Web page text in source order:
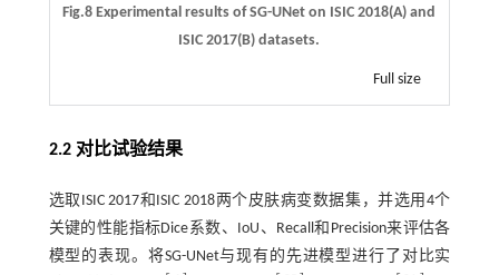
Fig.8 Experimental results of SG-UNet on ISIC 2018(A) and
ISIC 2017(B) datasets.
Full size
2.2 对比试验结果
选取ISIC 2017和ISIC 2018两个皮肤病变数据集，并选用4个
关键的性能指标Dice系数、IoU、Recall和Precision来评估各
模型的表现。将SG-UNet与现有的先进模型进行了对比实